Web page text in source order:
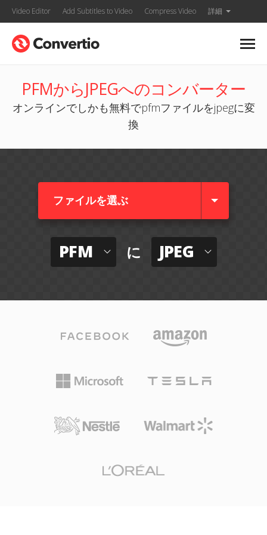
Video Editor Add Subtitles to Video Compress Video 詳細
PFMからJPEGへのコンバーター
オンラインでしかも無料でpfmファイルをjpegに変
換
ファイルを選ぶ
PFM に JPEG